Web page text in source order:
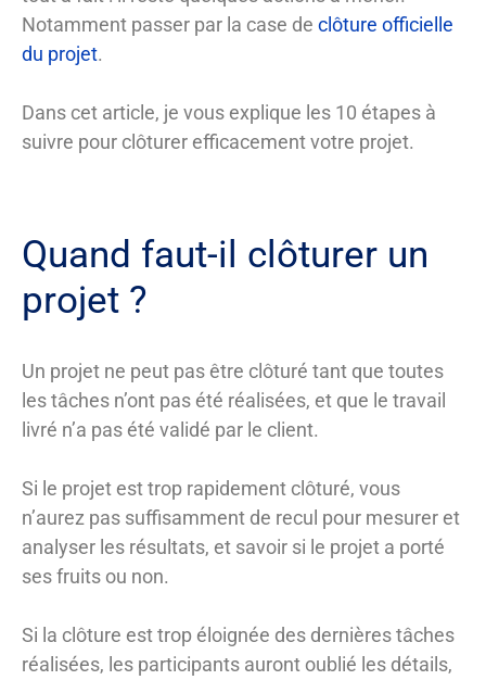
Notamment passer par la case de clôture officielle
du projet.
Dans cet article, je vous explique les 10 étapes à
suivre pour clôturer efficacement votre projet.
Quand faut-il clôturer un
projet ?
Un projet ne peut pas être clôturé tant que toutes
les tâches n’ont pas été réalisées, et que le travail
livré n’a pas été validé par le client.
Si le projet est trop rapidement clôturé, vous
n’aurez pas suffisamment de recul pour mesurer et
analyser les résultats, et savoir si le projet a porté
ses fruits ou non.
Si la clôture est trop éloignée des dernières tâches
réalisées, les participants auront oublié les détails,